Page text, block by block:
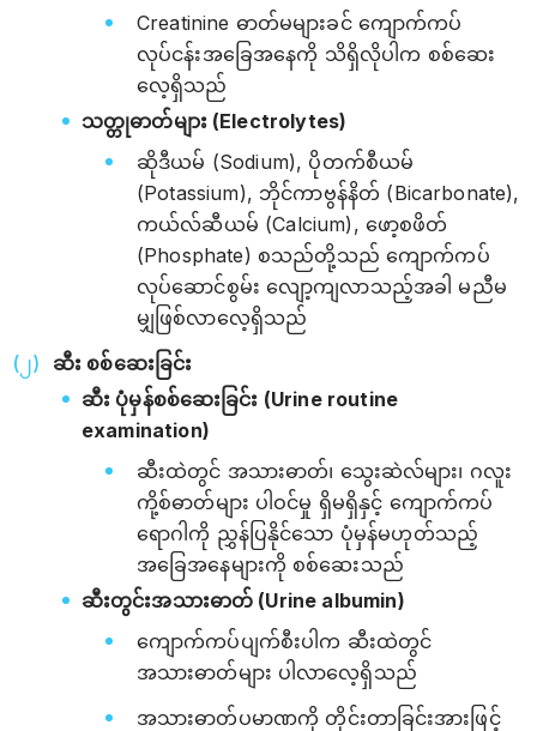
Creatinine ဓာတ်မများခင် ကျောက်ကပ်
လုပ်ငန်းအခြေအနေကို သိရှိလိုပါက စစ်ဆေး
လေ့ရှိသည်
သတ္တုဓာတ်များ (Electrolytes)
ဆိုဒီယမ် (Sodium), ပိုတက်စီယမ်
(Potassium), ဘိုင်ကာဗွန်နိတ် (Bicarbonate),
ကယ်လ်ဆီယမ် (Calcium), ဖော့စဖိတ်
(Phosphate) စသည်တို့သည် ကျောက်ကပ်
လုပ်ဆောင်စွမ်း လျော့ကျလာသည့်အခါ မညီမ
မျှဖြစ်လာလေ့ရှိသည်
ဆီး စစ်ဆေးခြင်း
ဆီး ပုံမှန်စစ်ဆေးခြင်း (Urine routine
examination)
ဆီးထဲတွင် အသားဓာတ်၊ သွေးဆဲလ်များ၊ ဂလူး
ကို့စ်ဓာတ်များ ပါဝင်မှု ရှိမရှိနှင့် ကျောက်ကပ်
ရောဂါကို ညွှန်ပြနိုင်သော ပုံမှန်မဟုတ်သည့်
အခြေအနေများကို စစ်ဆေးသည်
ဆီးတွင်းအသားဓာတ် (Urine albumin)
ကျောက်ကပ်ပျက်စီးပါက ဆီးထဲတွင်
အသားဓာတ်များ ပါလာလေ့ရှိသည်
အသားဓာတ်ပမာဏကို တိုင်းတာခြင်းအားဖြင့်